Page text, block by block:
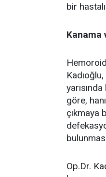
bir
Kanama
göre,
çıkmaya
Op.Dr.